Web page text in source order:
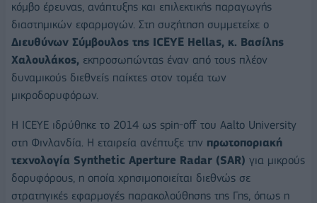
κόμβο έρευνας, ανάπτυξης και επιλεκτικής παραγωγής
διαστημικών εφαρμογών. Στη συζήτηση συμμετείχε ο
Διευθύνων Σύμβουλος της ICEYE Hellas, κ. Βασίλης
Χαλουλάκος, εκπροσωπώντας έναν από τους πλέον
δυναμικούς διεθνείς παίκτες στον τομέα των
μικροδορυφόρων.
Η ICEYE ιδρύθηκε το 2014 ως spin-off του Aalto University
στη Φινλανδία. Η εταιρεία ανέπτυξε την πρωτοποριακή
τεχνολογία Synthetic Aperture Radar (SAR) για μικρούς
δορυφόρους, η οποία χρησιμοποιείται διεθνώς σε
στρατηγικές εφαρμογές παρακολούθησης της Γης, όπως η